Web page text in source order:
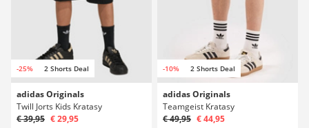
-25% 2 Shorts Deal
adidas Originals
Twill Jorts Kids Kratasy
€ 39,95 € 29,95
-10% 2 Shorts Deal
adidas Originals
Teamgeist Kratasy
€ 49,95 € 44,95